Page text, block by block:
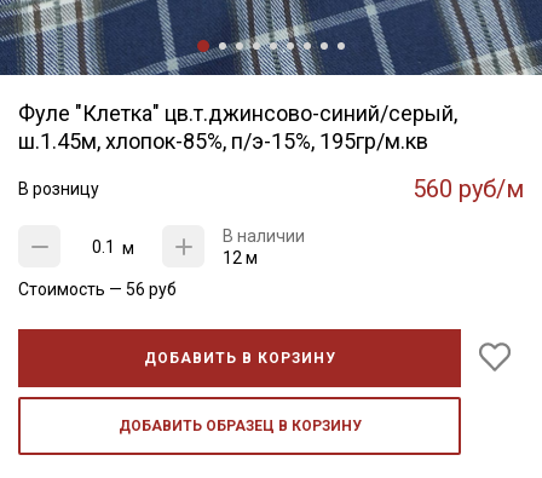
Фуле "Клетка" цв.т.джинсово-синий/серый,
ш.1.45м, хлопок-85%, п/э-15%, 195гр/м.кв
В розницу 560 руб/м
м
В наличии
12 м
Стоимость — 56 руб
ДОБАВИТЬ В КОРЗИНУ
ДОБАВИТЬ ОБРАЗЕЦ В КОРЗИНУ